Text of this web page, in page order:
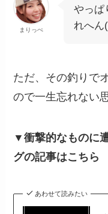
まりっぺ
やっぱ
れへん
ただ、その釣りで
ので一生忘れない
▼衝撃的なものに
グの記事はこちら
あわせて読みたい